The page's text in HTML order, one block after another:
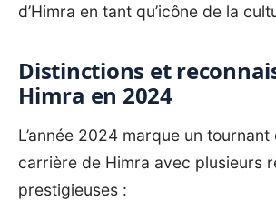
d’Himra en tant qu’icône de la
Distinctions et
Himra en 2024
L’année 2024 marque un tournant
carrière de Himra avec plusieurs
prestigieuses :